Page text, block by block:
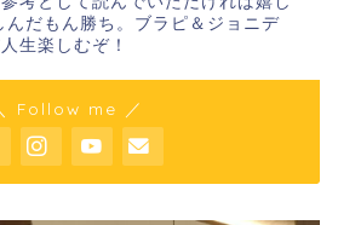
んだもん勝ち。ブラピ＆ジョニデ
生楽しむぞ！
Follow me ／